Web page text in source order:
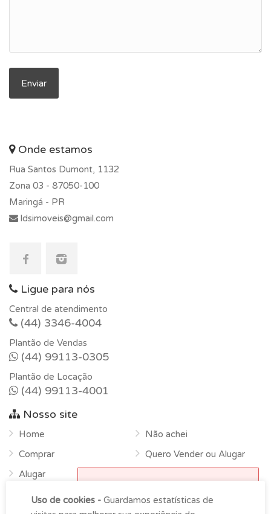
Onde estamos
Rua Santos Dumont, 1132
Zona 03 - 87050-100
Maringá - PR
ldsimoveis@gmail.com
Ligue para nós
Central de atendimento
(44) 3346-4004
Plantão de Vendas
(44) 99113-0305
Plantão de Locação
(44) 99113-4001
Nosso site
Home
Comprar
Alugar
Sobre
Não achei
Quero Vender ou Alugar
Uso de cookies - Guardamos estatísticas de